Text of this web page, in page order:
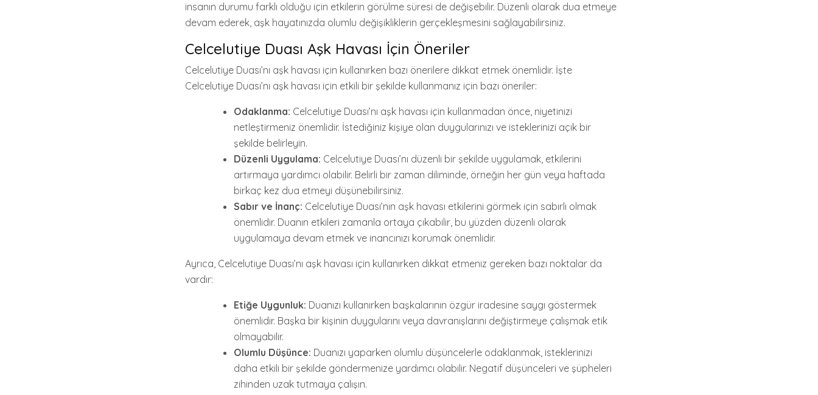
insanın durumu farklı olduğu için etkilerin görülme süresi de değişebilir. Düzenli olarak dua etmeye
devam ederek, aşk hayatınızda olumlu değişikliklerin gerçekleşmesini sağlayabilirsiniz.
Celcelutiye Duası Aşk Havası İçin Öneriler
Celcelutiye Duası’nı aşk havası için kullanırken bazı önerilere dikkat etmek önemlidir. İşte
Celcelutiye Duası’nı aşk havası için etkili bir şekilde kullanmanız için bazı öneriler:
Odaklanma: Celcelutiye Duası’nı aşk havası için kullanmadan önce, niyetinizi
netleştirmeniz önemlidir. İstediğiniz kişiye olan duygularınızı ve isteklerinizi açık bir
şekilde belirleyin.
Düzenli Uygulama: Celcelutiye Duası’nı düzenli bir şekilde uygulamak, etkilerini
artırmaya yardımcı olabilir. Belirli bir zaman diliminde, örneğin her gün veya haftada
birkaç kez dua etmeyi düşünebilirsiniz.
Sabır ve İnanç: Celcelutiye Duası’nın aşk havası etkilerini görmek için sabırlı olmak
önemlidir. Duanın etkileri zamanla ortaya çıkabilir, bu yüzden düzenli olarak
uygulamaya devam etmek ve inancınızı korumak önemlidir.
Ayrıca, Celcelutiye Duası’nı aşk havası için kullanırken dikkat etmeniz gereken bazı noktalar da
vardır:
Etiğe Uygunluk: Duanızı kullanırken başkalarının özgür iradesine saygı göstermek
önemlidir. Başka bir kişinin duygularını veya davranışlarını değiştirmeye çalışmak etik
olmayabilir.
Olumlu Düşünce: Duanızı yaparken olumlu düşüncelerle odaklanmak, isteklerinizi
daha etkili bir şekilde göndermenize yardımcı olabilir. Negatif düşünceleri ve şüpheleri
zihinden uzak tutmaya çalışın.